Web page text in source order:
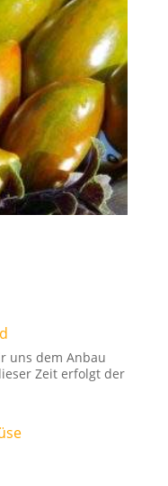
uns dem Anbau
Zeit erfolgt der